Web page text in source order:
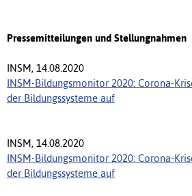
Pressemitteilungen und Stellungnahmen
INSM, 14.08.2020
INSM-Bildungsmonitor 2020: Corona-
der Bildungssysteme auf
INSM, 14.08.2020
INSM-Bildungsmonitor 2020: Corona-
der Bildungssysteme auf